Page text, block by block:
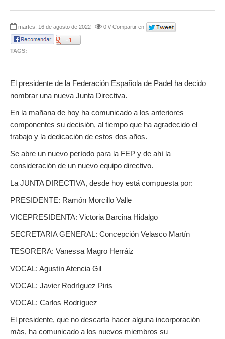
martes, 16 de agosto de 2022 0 // Compartir en
TAGS:
El presidente de la Federación Española de Padel ha decido
nombrar una nueva Junta Directiva.
En la mañana de hoy ha comunicado a los anteriores
componentes su decisión, al tiempo que ha agradecido el
trabajo y la dedicación de estos dos años.
Se abre un nuevo período para la FEP y de ahí la
consideración de un nuevo equipo directivo.
La JUNTA DIRECTIVA, desde hoy está compuesta por:
PRESIDENTE: Ramón Morcillo Valle
VICEPRESIDENTA: Victoria Barcina Hidalgo
SECRETARIA GENERAL: Concepción Velasco Martín
TESORERA: Vanessa Magro Herráiz
VOCAL: Agustín Atencia Gil
VOCAL: Javier Rodríguez Piris
VOCAL: Carlos Rodríguez
El presidente, que no descarta hacer alguna incorporación
más, ha comunicado a los nuevos miembros su